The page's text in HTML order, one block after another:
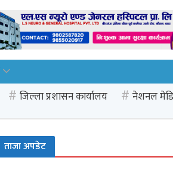
जिल्ला प्रशासन कार्यालय
नेशनल
ताजा अपडेट